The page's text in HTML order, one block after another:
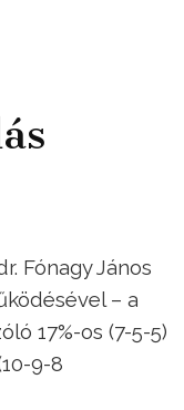
Fónagy János
– a
17%-os (7-5-5)
9-8